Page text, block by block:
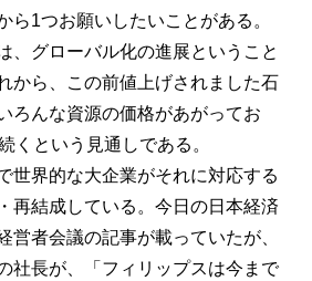
ら1つお願いしたいことがある。
、グローバル化の進展ということ
から、この前値上げされました石
ろんな資源の価格があがってお
くという見通しである。
世界的な大企業がそれに対応する
再結成している。今日の日本経済
営者会議の記事が載っていたが、
社長が、「フィリップスは今まで